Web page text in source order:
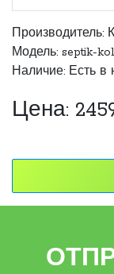
Производитель:
Модель: septik-
Наличие: Есть в
Цена: